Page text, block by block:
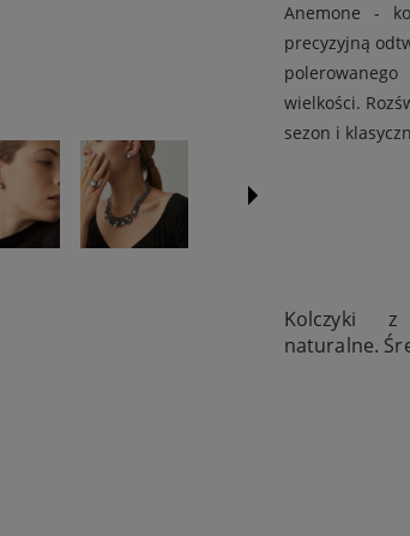
Anemone -
precyzyjną
wielkości.
sezon i
Kolczyki
naturalne.